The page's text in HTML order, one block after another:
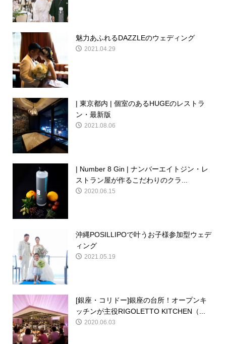
魅力あふれるDAZZLEのウェディング
2021.04.29
| 東京都内 | 個室のあるHUGEのレストラ
ン・最新版
2021.08.06
| Number 8 Gin | ナンバーエイトジン・レ
ストラン屋が作るこだわりのクラ...
2020.06.15
沖縄POSILLIPOで叶うお子様参加型ウェデ
ィング
2021.05.19
[銀座・コリドー]銀座の台所！オープンキ
ッチンが主役RIGOLETTO KITCHEN（...
2020.06.03